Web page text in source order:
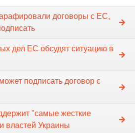
договоры с ЕС,
дел ЕС обсудят ситуацию в
подписать договор с
"самые жесткие
властей Украины